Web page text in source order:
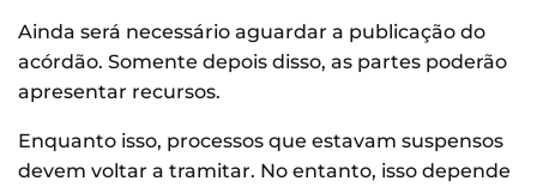
Ainda será necessário aguardar a publicação do
acórdão. Somente depois disso, as partes poderão
apresentar recursos.
Enquanto isso, processos que estavam suspensos
devem voltar a tramitar. No entanto, isso depende